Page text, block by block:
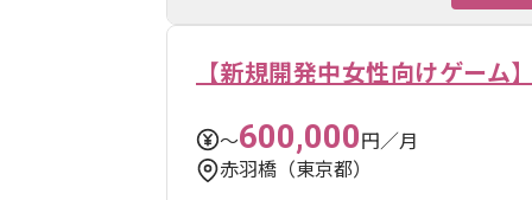
【新規開発中女性向けゲーム
〜600,000円／月
赤羽橋（東京都）